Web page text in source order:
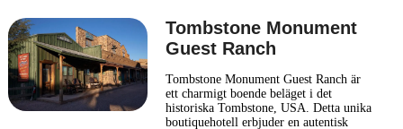
Tombstone Monument
Guest Ranch
Tombstone Monument Guest Ranch är
ett charmigt boende beläget i det
historiska Tombstone, USA. Detta unika
boutiquehotell erbjuder en autentisk